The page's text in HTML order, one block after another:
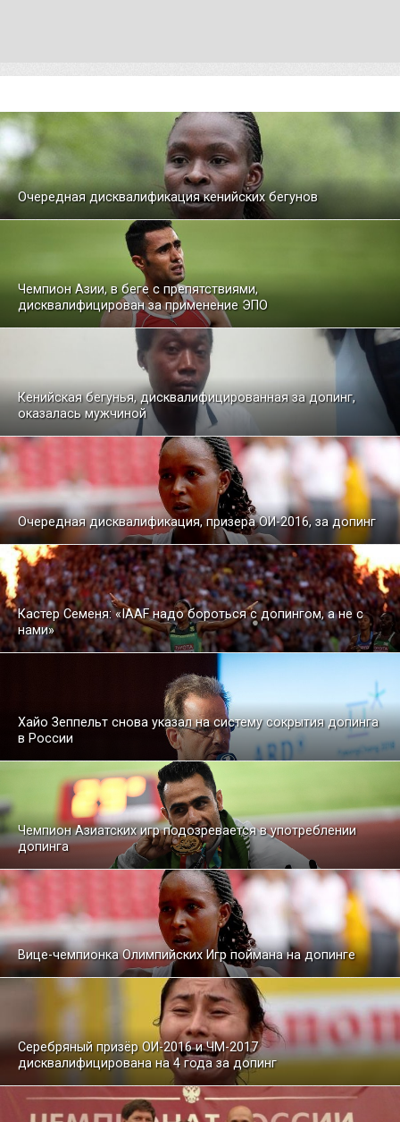
Очередная дисквалификация кенийских бегунов
Чемпион Азии, в беге с препятствиями,
дисквалифицирован за применение ЭПО
Кенийская бегунья, дисквалифицированная за допинг,
оказалась мужчиной
Очередная дисквалификация, призера ОИ-2016, за допинг
Кастер Семеня: «IAAF надо бороться с допингом, а не с
нами»
Хайо Зеппельт снова указал на систему сокрытия допинга
в России
Чемпион Азиатских игр подозревается в употреблении
допинга
Вице-чемпионка Олимпийских Игр поймана на допинге
Серебряный призёр ОИ-2016 и ЧМ-2017
дисквалифицирована на 4 года за допинг